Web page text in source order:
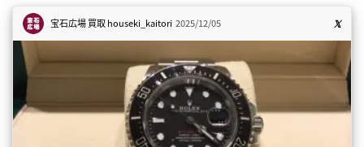
宝石広場 買取houseki_kaitori 2025/12/05